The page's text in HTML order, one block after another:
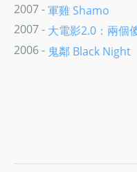
2007 -軍雞 Shamo
2007 - 大電影2.0：兩個
2006 - 鬼鄰 Black Night